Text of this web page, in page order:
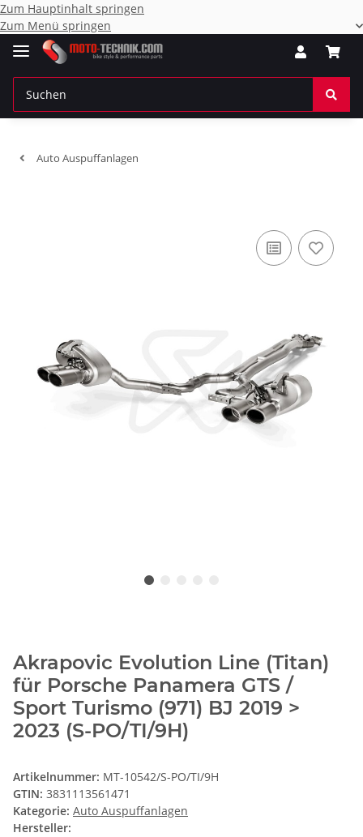
Zum Hauptinhalt springen
Zum Menü springen
Auto Auspuffanlagen
Akrapovic Evolution Line (Titan)
für Porsche Panamera GTS /
Sport Turismo (971) BJ 2019 >
2023 (S-PO/TI/9H)
Artikelnummer: MT-10542/S-PO/TI/9H
GTIN: 3831113561471
Kategorie: Auto Auspuffanlagen
Hersteller: